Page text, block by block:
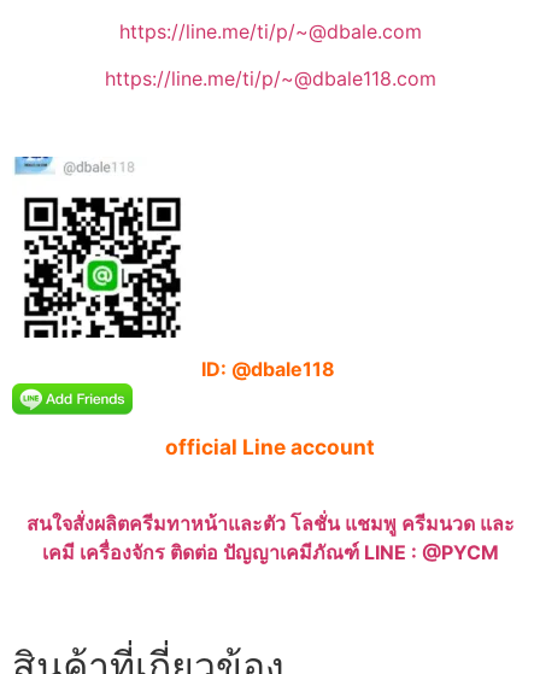
https://line.me/ti/p/~@dbale.com
https://line.me/ti/p/~@dbale118.com
ID: @dbale118
official Line account
สนใจสั่งผลิตครีมทาหน้าและตัว โลชั่น แชมพู ครีมนวด และ
เคมี เครื่องจักร ติดต่อ ปัญญาเคมีภัณฑ์ LINE : @PYCM